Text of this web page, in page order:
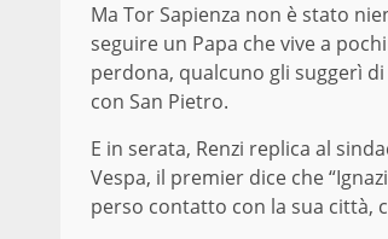
Ma Tor Sapienza non è stato
seguire un Papa che vive a
perdona, qualcuno gli suggerì
con San Pietro.
E in serata, Renzi replica al
Vespa, il premier dice che
perso contatto con la sua città,